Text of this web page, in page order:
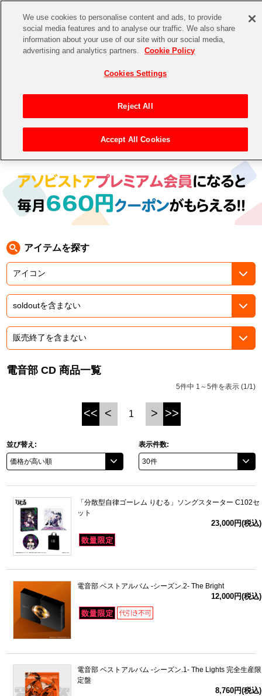
CHANNEL STORE EVENT
ゲーム 電子書籍
その他先行受付
アイドルマスターシリーズ
アイドルマスター
アイドルマスター ミリオンライブ！
アイドルマスター SideM
プロジェクトアイマス ヴイアライヴ
テイルズ オブ シリーズ
電音部
鉄拳
パックマン
ナムコクラシック
スサノオマジック
ガンダムシリーズ
ドラゴンボール
ラブライブ！
ラブライブ！サンシャイン‼
ラブライブ！スーパースター!!
イベントグッズ
トイ・ホビー
>CD> 電音部 CD
アイテムを探す
電音部 CD 商品一覧
5件中 1～5件を表示 (1/1)
<< < 1 > >>
並び替え: 表示件数:
「分散型自律ゴーレム りむる」ソングスターター C102セ
ット
23,000円(税込)
電音部 ベストアルバム -シーズン.2- The Bright
12,000円(税込)
電音部 ベストアルバム -シーズン.1- The Lights 完全生産限
定盤
8,760円(税込)
We use cookies to personalise content and ads, to provide
social media features and to analyse our traffic. We also share
information about your use of our site with our social media,
advertising and analytics partners.
Cookie Policy
Cookies Settings
Reject All
Accept All Cookies